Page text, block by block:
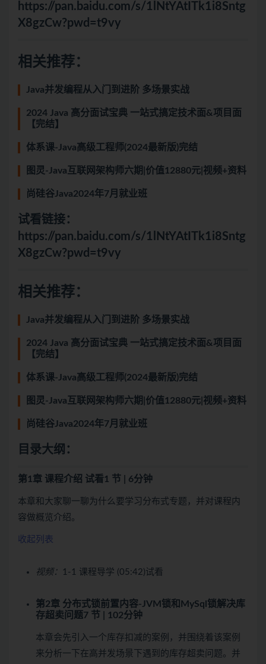
https://pan.baidu.com/s/1lNtYAtITk1i8Sntg
X8gzCw?pwd=t9vy
相关推荐：
Java并发编程从入门到进阶 多场景实战
2024 Java 高分面试宝典 一站式搞定技术面&项目面
【完结】
体系课-Java高级工程师(2024最新版)完结
图灵-Java互联网架构师六期|价值12880元|视频+资料
尚硅谷Java2024年7月就业班
试看链接：
https://pan.baidu.com/s/1lNtYAtITk1i8Sntg
X8gzCw?pwd=t9vy
相关推荐：
Java并发编程从入门到进阶 多场景实战
2024 Java 高分面试宝典 一站式搞定技术面&项目面
【完结】
体系课-Java高级工程师(2024最新版)完结
图灵-Java互联网架构师六期|价值12880元|视频+资料
尚硅谷Java2024年7月就业班
目录大纲：
第1章 课程介绍 试看1 节 | 6分钟
本章和大家聊一聊为什么要学习分布式专题，并对课程内
容做概览介绍。
收起列表
视频： 1-1 课程导学 (05:42)试看
第2章 分布式锁前置内容-JVM锁和MySql锁解决库
存超卖问题7 节 | 102分钟
本章会先引入一个库存扣减的案例，并围绕着该案例
来分析一下在高并发场景下遇到的库存超卖问题。并